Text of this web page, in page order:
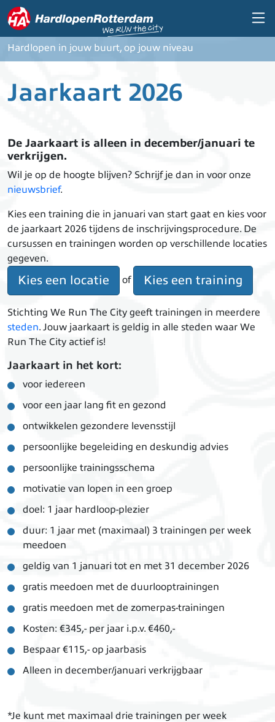
Overslaan en naar de inhoud gaan
Hardlopen in jouw buurt, op jouw niveau
Jaarkaart 2026
De Jaarkaart is alleen in december/januari te
verkrijgen.
Wil je op de hoogte blijven? Schrijf je dan in voor onze
nieuwsbrief.
Kies een training die in januari van start gaat en kies voor
de jaarkaart 2026 tijdens de inschrijvingsprocedure. De
cursussen en trainingen worden op verschillende locaties
gegeven.
Kies een locatie of Kies een training
Stichting We Run The City geeft trainingen in meerdere
steden. Jouw jaarkaart is geldig in alle steden waar We
Run The City actief is!
Jaarkaart in het kort:
voor iedereen
voor een jaar lang fit en gezond
ontwikkelen gezondere levensstijl
persoonlijke begeleiding en deskundig advies
persoonlijke trainingsschema
motivatie van lopen in een groep
doel: 1 jaar hardloop-plezier
duur: 1 jaar met (maximaal) 3 trainingen per week
meedoen
geldig van 1 januari tot en met 31 december 2026
gratis meedoen met de duurlooptrainingen
gratis meedoen met de zomerpas-trainingen
Kosten: €345,- per jaar i.p.v. €460,-
Bespaar €115,- op jaarbasis
Alleen in december/januari verkrijgbaar
*Je kunt met maximaal drie trainingen per week